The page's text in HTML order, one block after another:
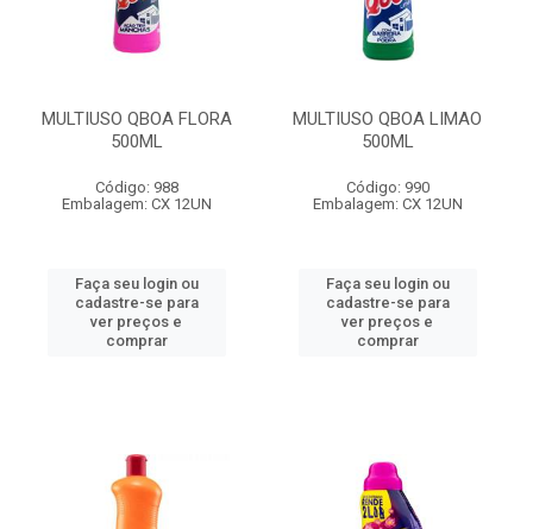
MULTIUSO QBOA FLORA
500ML
Código: 988
Embalagem: CX 12UN
Faça seu login ou
cadastre-se para
ver preços e
comprar
MULTIUSO QBOA LIMAO
500ML
Código: 990
Embalagem: CX 12UN
Faça seu login ou
cadastre-se para
ver preços e
comprar